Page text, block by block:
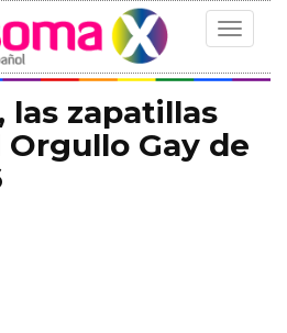
Toggle
las zapatillas
Gay de